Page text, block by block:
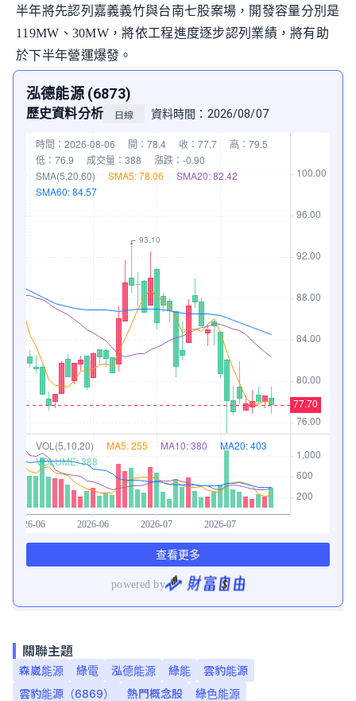
半年將先認列嘉義義竹與台南七股案場，開發容量分別是
119MW、30MW，將依工程進度逐步認列業績，將有助
於下半年營運爆發。
關聯主題
森崴能源 綠電 泓德能源 綠能
雲豹能源
雲豹能源（6869）
熱門概念股
綠色能源